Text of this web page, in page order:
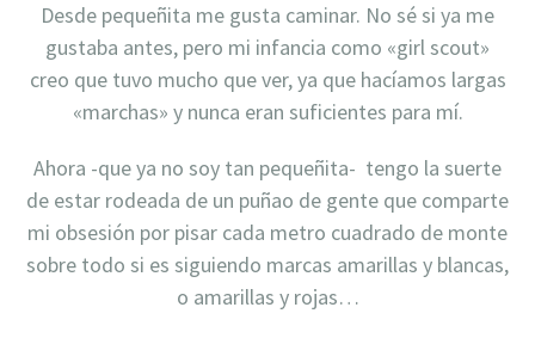
Desde pequeñita me gusta caminar. No sé si ya me
gustaba antes, pero mi infancia como «girl scout»
creo que tuvo mucho que ver, ya que hacíamos largas
«marchas» y nunca eran suficientes para mí.
Ahora -que ya no soy tan pequeñita- tengo la suerte
de estar rodeada de un puñao de gente que comparte
mi obsesión por pisar cada metro cuadrado de monte
sobre todo si es siguiendo marcas amarillas y blancas,
o amarillas y rojas…